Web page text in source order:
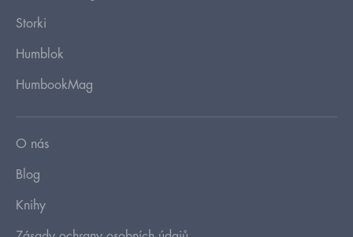
Storki
Humblok
HumbookMag
O nás
Blog
Knihy